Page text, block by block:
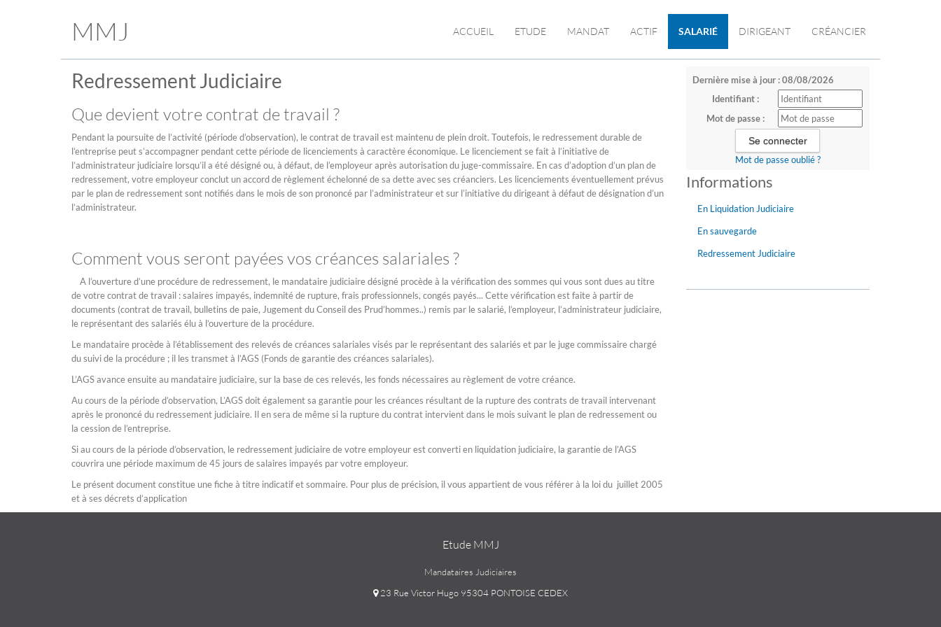
MMJ ACCUEIL ETUDE MANDAT ACTIF SALARIÉ DIRIGEANT CRÉANCIER
Dernière mise à jour : 08/08/2026
Identifiant :
Mot de passe :
Mot de passe oublié ?
Informations
En Liquidation Judiciaire
En sauvegarde
Redressement Judiciaire
Redressement Judiciaire
Que devient votre contrat de travail ?
Pendant la poursuite de l’activité (période d’observation), le contrat de travail est maintenu de plein droit. Toutefois, le redressement durable de
l’entreprise peut s’accompagner pendant cette période de licenciements à caractère économique. Le licenciement se fait à l’initiative de
l’administrateur judiciaire lorsqu’il a été désigné ou, à défaut, de l’employeur après autorisation du juge-commissaire. En cas d’adoption d’un plan de
redressement, votre employeur conclut un accord de règlement échelonné de sa dette avec ses créanciers. Les licenciements éventuellement prévus
par le plan de redressement sont notifiés dans le mois de son prononcé par l’administrateur et sur l’initiative du dirigeant à défaut de désignation d’un
l’administrateur.
Comment vous seront payées vos créances salariales ?
A l’ouverture d’une procédure de redressement, le mandataire judiciaire désigné procède à la vérification des sommes qui vous sont dues au titre
de votre contrat de travail : salaires impayés, indemnité de rupture, frais professionnels, congés payés... Cette vérification est faite à partir de
documents (contrat de travail, bulletins de paie, Jugement du Conseil des Prud’hommes..) remis par le salarié, l’employeur, l’administrateur judiciaire,
le représentant des salariés élu à l’ouverture de la procédure.
Le mandataire procède à l’établissement des relevés de créances salariales visés par le représentant des salariés et par le juge commissaire chargé
du suivi de la procédure ; il les transmet à l’AGS (Fonds de garantie des créances salariales).
L’AGS avance ensuite au mandataire judiciaire, sur la base de ces relevés, les fonds nécessaires au règlement de votre créance.
Au cours de la période d’observation, L’AGS doit également sa garantie pour les créances résultant de la rupture des contrats de travail intervenant
après le prononcé du redressement judiciaire. Il en sera de même si la rupture du contrat intervient dans le mois suivant le plan de redressement ou
la cession de l’entreprise.
Si au cours de la période d’observation, le redressement judiciaire de votre employeur est converti en liquidation judiciaire, la garantie de l’AGS
couvrira une période maximum de 45 jours de salaires impayés par votre employeur.
Le présent document constitue une fiche à titre indicatif et sommaire. Pour plus de précision, il vous appartient de vous référer à la loi du juillet 2005
et à ses décrets d’application
Etude MMJ
Mandataires Judiciaires
23 Rue Victor Hugo 95304 PONTOISE CEDEX